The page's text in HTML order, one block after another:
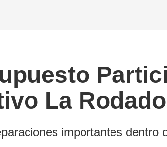
La
importantes dentro